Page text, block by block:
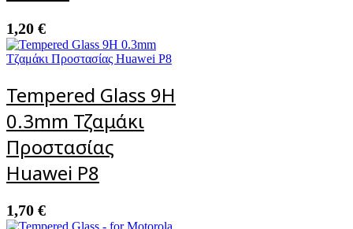
1,20 €
Tempered Glass 9H
0.3mm Τζαμάκι
Προστασίας
Huawei P8
1,70 €